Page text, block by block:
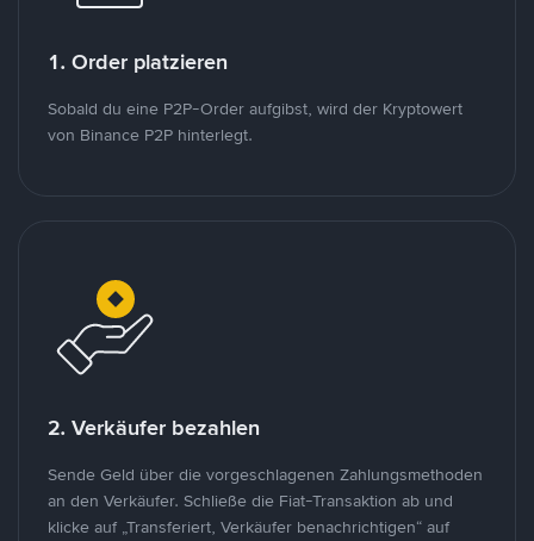
1. Order platzieren
Sobald du eine P2P-Order aufgibst, wird der Kryptowert
von Binance P2P hinterlegt.
2. Verkäufer bezahlen
Sende Geld über die vorgeschlagenen Zahlungsmethoden
an den Verkäufer. Schließe die Fiat-Transaktion ab und
klicke auf „Transferiert, Verkäufer benachrichtigen“ auf